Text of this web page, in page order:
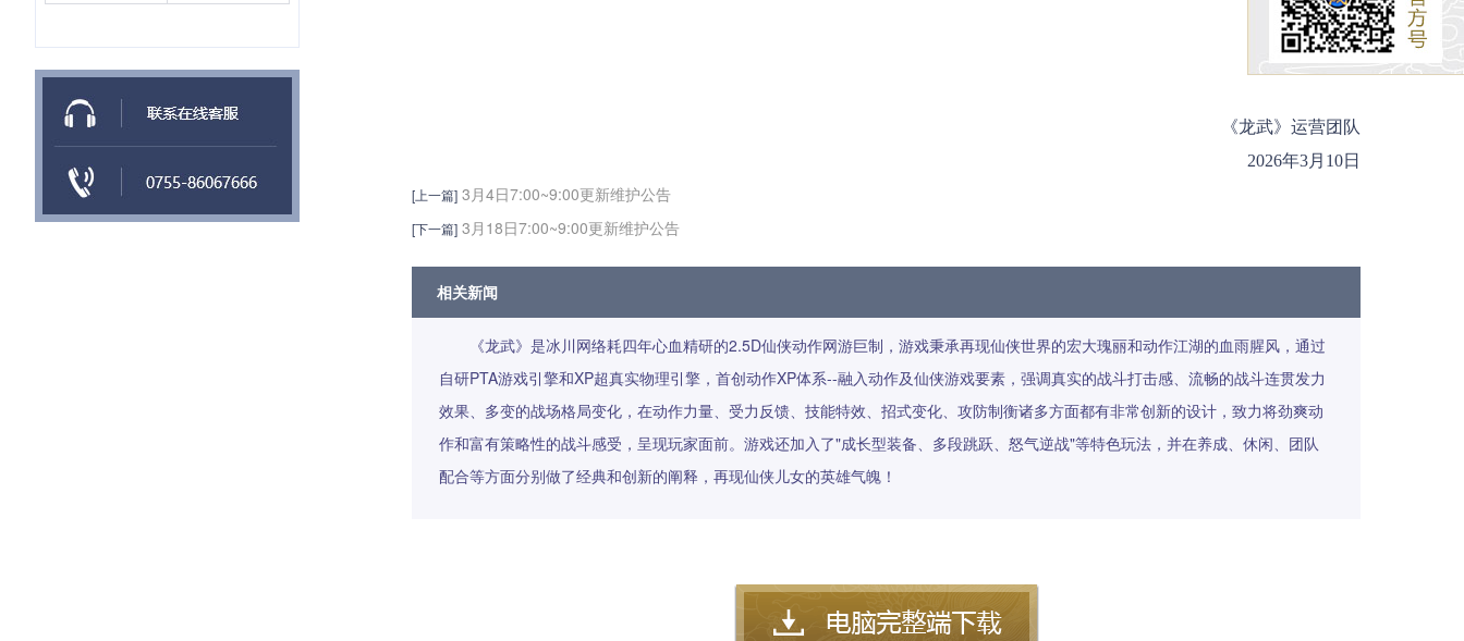
《龙武》运营团队
2026年3月10日
[上一篇] 3月4日7:00~9:00更新维护公告
[下一篇] 3月18日7:00~9:00更新维护公告
相关新闻
《龙武》是冰川网络耗四年心血精研的2.5D仙侠动作网游巨制，游戏秉承再现仙侠世界的宏大瑰丽和动作江湖的血雨腥风，通过
自研PTA游戏引擎和XP超真实物理引擎，首创动作XP体系--融入动作及仙侠游戏要素，强调真实的战斗打击感、流畅的战斗连贯发力
效果、多变的战场格局变化，在动作力量、受力反馈、技能特效、招式变化、攻防制衡诸多方面都有非常创新的设计，致力将劲爽动
作和富有策略性的战斗感受，呈现玩家面前。游戏还加入了"成长型装备、多段跳跃、怒气逆战"等特色玩法，并在养成、休闲、团队
配合等方面分别做了经典和创新的阐释，再现仙侠儿女的英雄气魄！